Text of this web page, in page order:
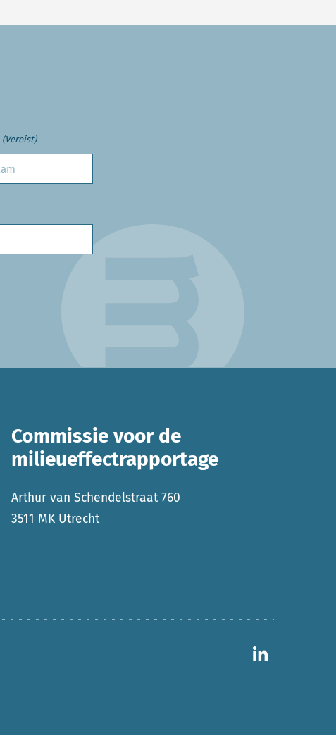
(Vereist)
Commissie voor de
milieueffectrapportage
Arthur van Schendelstraat 760
3511 MK Utrecht
Ga naar